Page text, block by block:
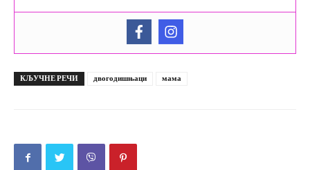
КЉУЧНЕ РЕЧИ двогодишњаци мама